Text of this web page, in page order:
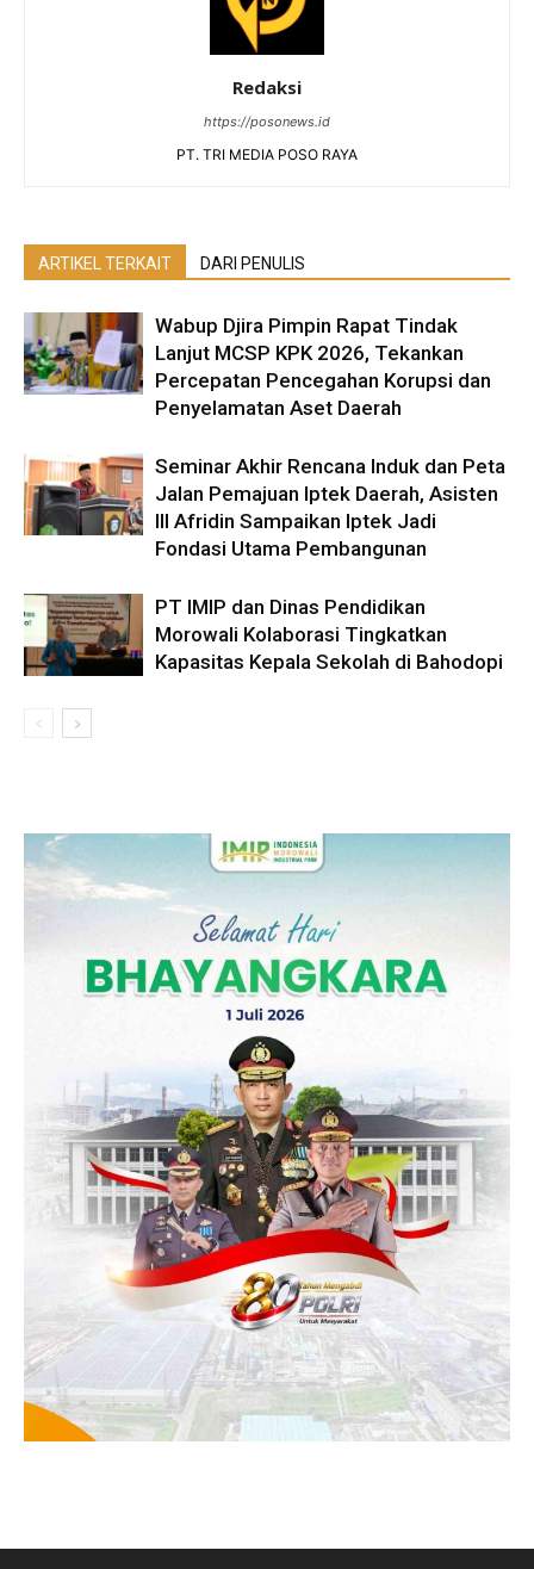
Redaksi
https://posonews.id
PT. TRI MEDIA POSO RAYA
ARTIKEL TERKAIT DARI PENULIS
Wabup Djira Pimpin Rapat Tindak
Lanjut MCSP KPK 2026, Tekankan
Percepatan Pencegahan Korupsi dan
Penyelamatan Aset Daerah
Seminar Akhir Rencana Induk dan Peta
Jalan Pemajuan Iptek Daerah, Asisten
III Afridin Sampaikan Iptek Jadi
Fondasi Utama Pembangunan
PT IMIP dan Dinas Pendidikan
Morowali Kolaborasi Tingkatkan
Kapasitas Kepala Sekolah di Bahodopi